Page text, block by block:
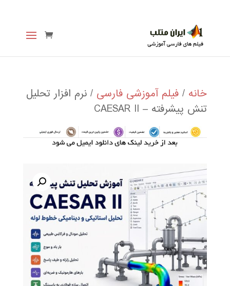
خانه / فیلم آموزشی فارسی / نرم افزار تحليل
تنش پيشرفته – CAESAR II